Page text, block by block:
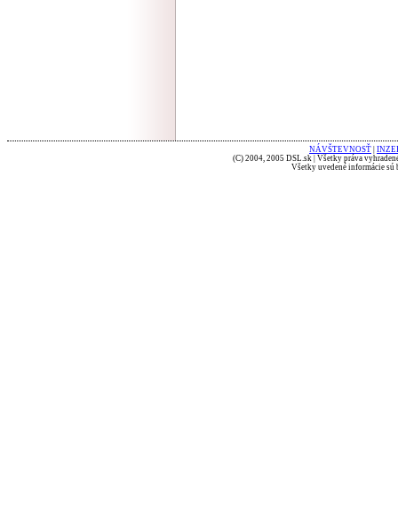
NÁVŠTEVNOSŤ
(C) 2004, 2005 DSL.sk | Všetky práva
Všetky uvedené informácie sú